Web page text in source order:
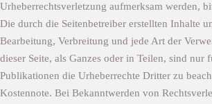
Urheberrechtsverletzung aufmerksam werden,
Die durch die Seitenbetreiber erstellten Inhalte
Bearbeitung, Verbreitung und jede Art der
dieser Seite, als Ganzes oder in Teilen, sind
Publikationen die Urheberrechte Dritter zu
Kostennote. Bei Bekanntwerden von